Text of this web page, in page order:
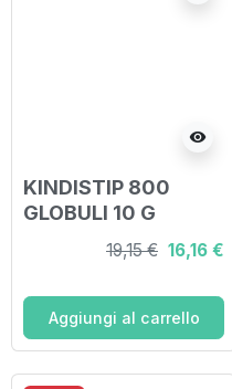
visibility
KINDISTIP 800
GLOBULI 10 G
19,15 € 16,16 €
Aggiungi al carrello